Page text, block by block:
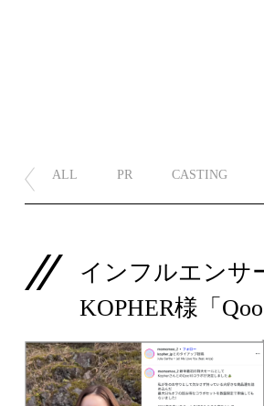
ALL PR CASTING
インフルエンサ
KOPHER様「